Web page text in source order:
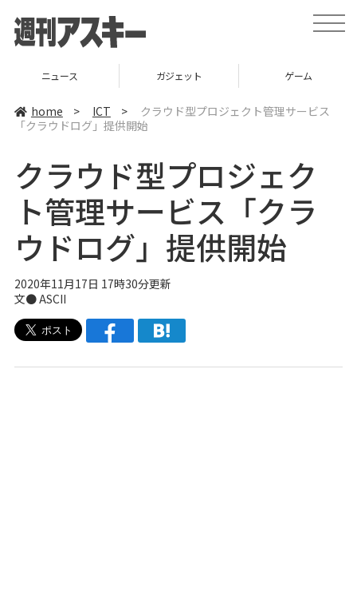
t
o
v
ニュース ガジェット ゲーム
home > ICT >
クラウド型プロジェクト管理サービス
「クラウドログ」提供開始
クラウド型プロジェク
ト管理サービス「クラ
ウドログ」提供開始
2020年11月17日 17時30分更新
文● ASCII